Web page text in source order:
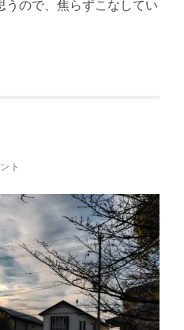
うので、焦らずこなしてい
ト